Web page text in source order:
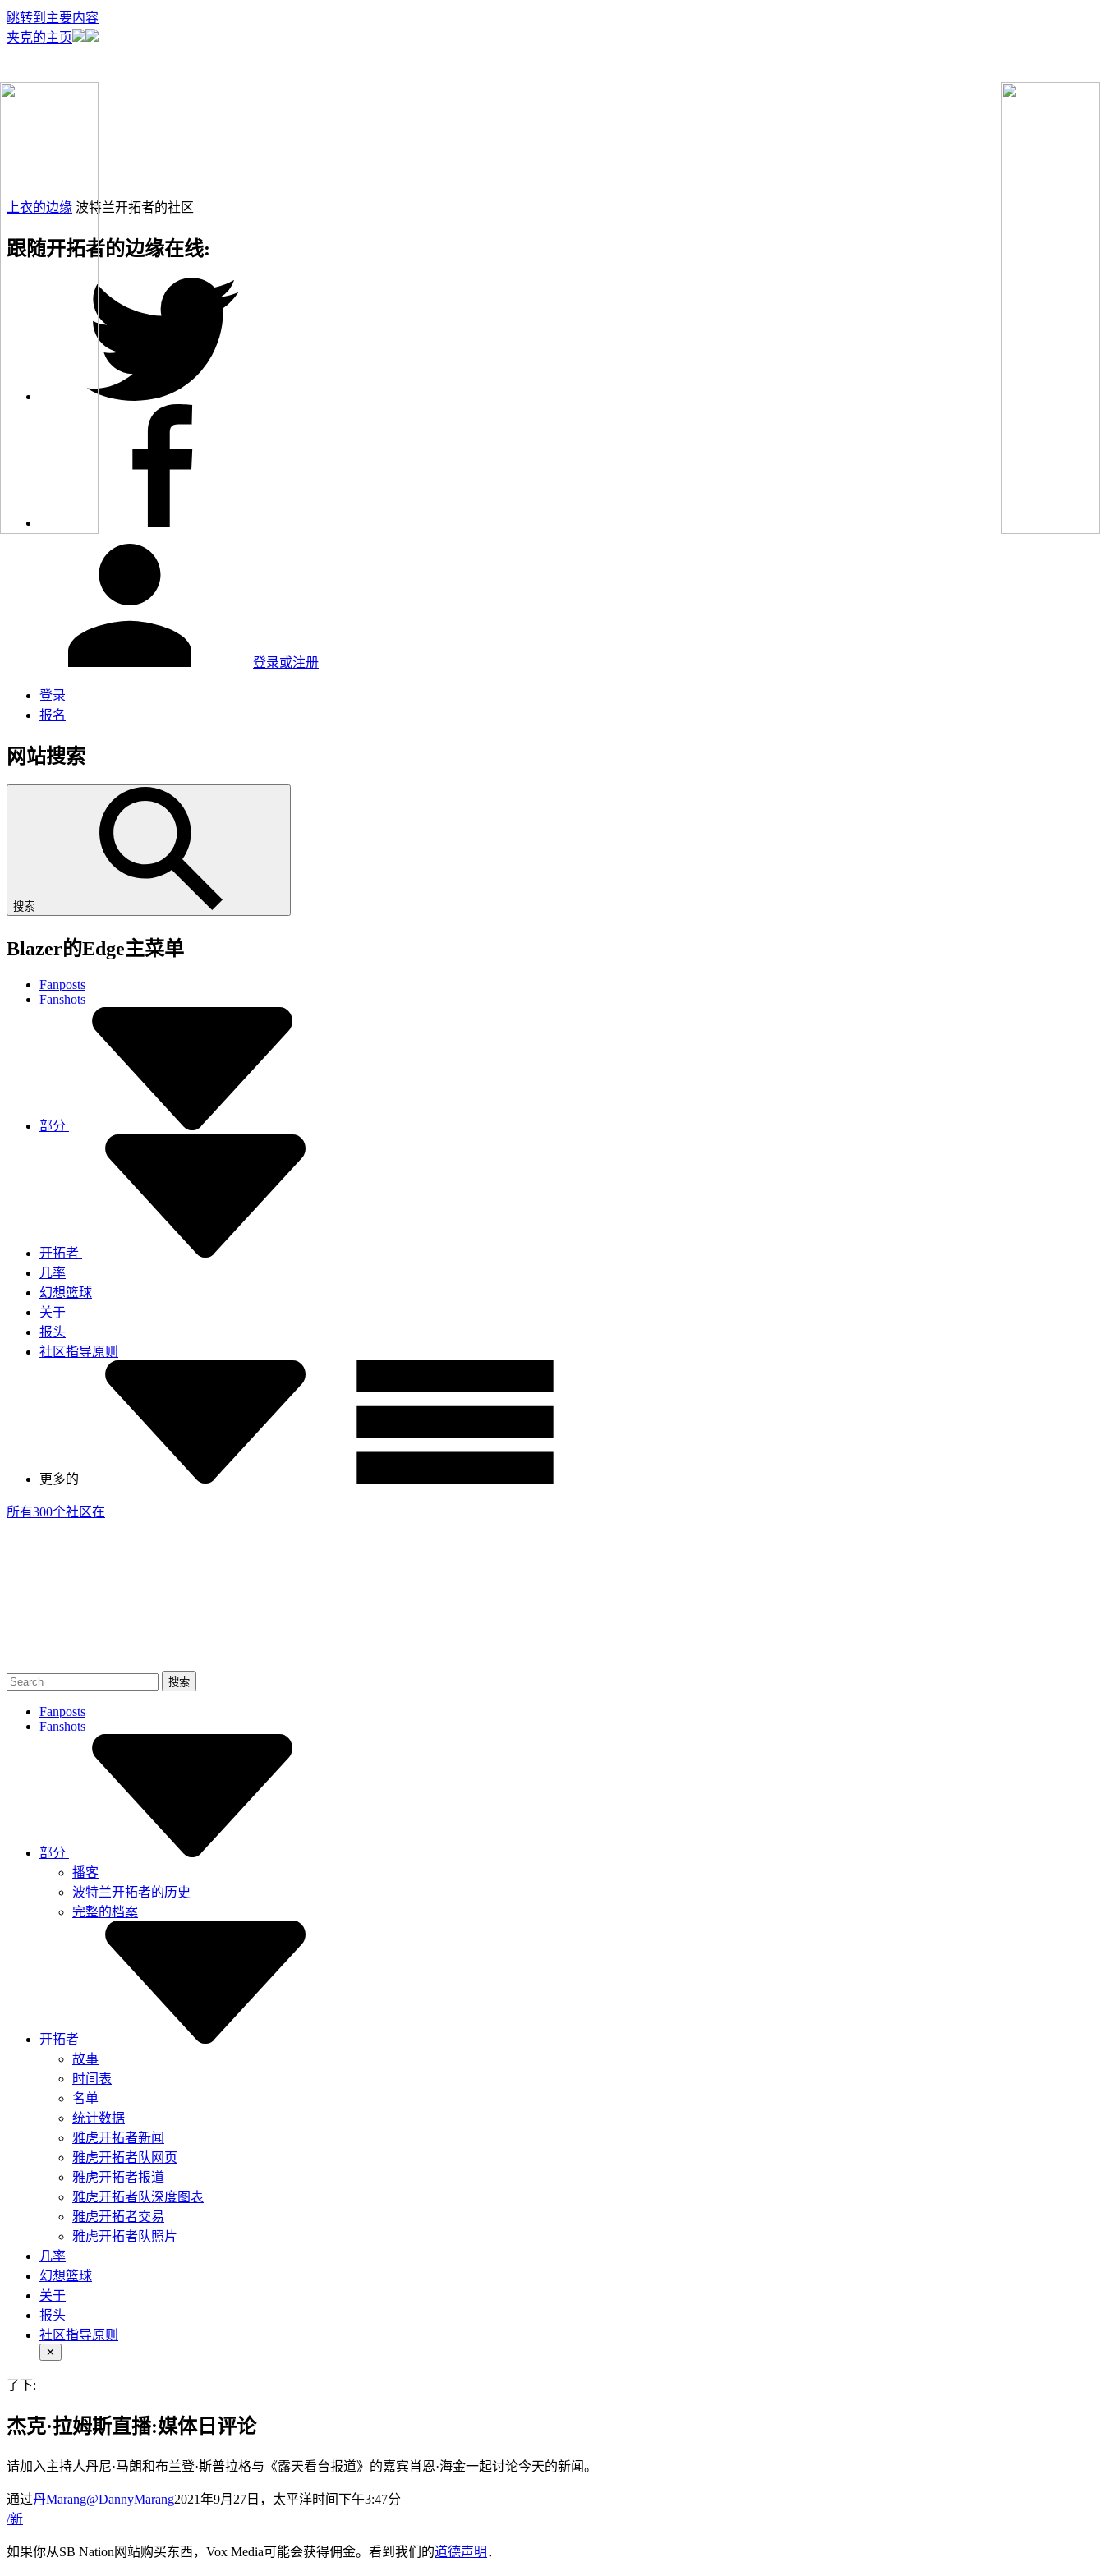
跳转到主要内容
夹克的主页
上衣的边缘 波特兰开拓者的社区
跟随开拓者的边缘在线:
登录或注册
登录
报名
网站搜索
搜索
Blazer的Edge主菜单
Fanposts
Fanshots
部分
开拓者
几率
幻想篮球
关于
报头
社区指导原则
更多的
所有300个社区在
Fanposts
Fanshots
部分
播客
波特兰开拓者的历史
完整的档案
开拓者
故事
时间表
名单
统计数据
雅虎开拓者新闻
雅虎开拓者队网页
雅虎开拓者报道
雅虎开拓者队深度图表
雅虎开拓者交易
雅虎开拓者队照片
几率
幻想篮球
关于
报头
社区指导原则
✕
了下:
杰克·拉姆斯直播:媒体日评论
请加入主持人丹尼·马朗和布兰登·斯普拉格与《露天看台报道》的嘉宾肖恩·海金一起讨论今天的新闻。
通过丹Marang@DannyMarang2021年9月27日，太平洋时间下午3:47分
/新
如果你从SB Nation网站购买东西，Vox Media可能会获得佣金。看到我们的道德声明 ．